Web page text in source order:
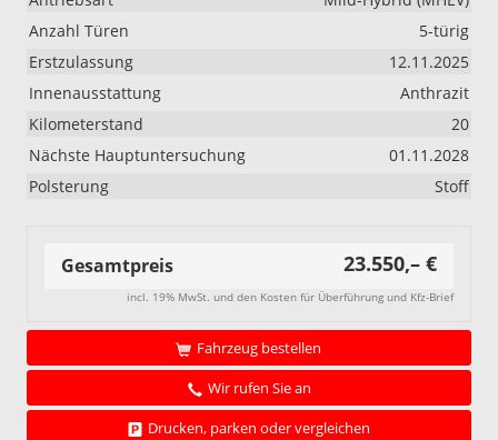
Anzahl Türen
5-türig
Erstzulassung
12.11.2025
Innenausstattung
Anthrazit
Kilometerstand
20
Nächste Hauptuntersuchung
01.11.2028
Polsterung
Stoff
Gesamtpreis 23.550,– €
incl. 19% MwSt. und den Kosten für Überführung und Kfz-Brief
Fahrzeug bestellen
Wir rufen Sie an
Drucken, parken oder vergleichen